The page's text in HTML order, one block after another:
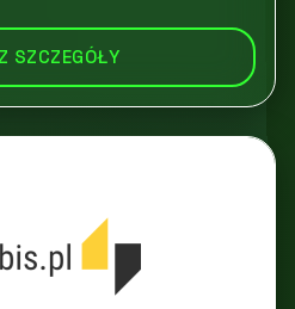
SZCZEGÓŁY